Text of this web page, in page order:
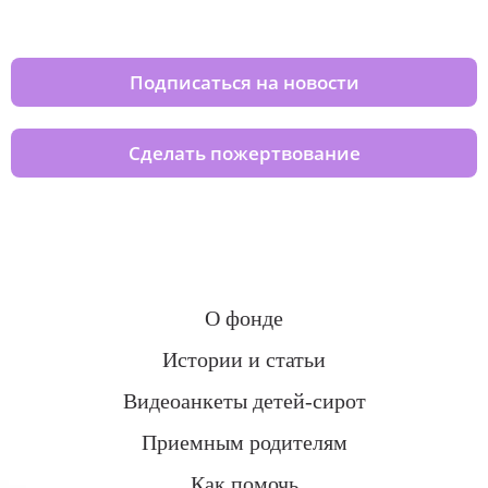
Подписаться на новости
Сделать пожертвование
О фонде
Истории и статьи
Видеоанкеты детей-сирот
Приемным родителям